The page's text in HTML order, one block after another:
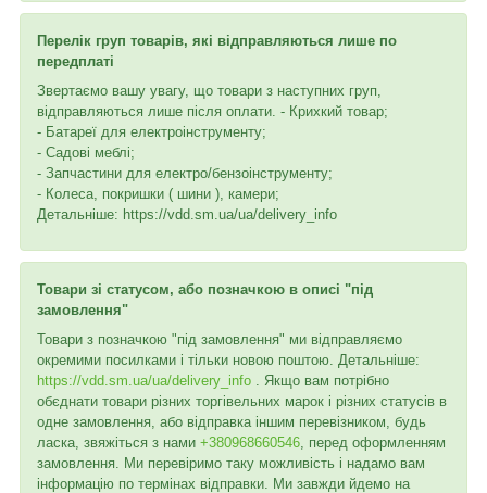
Перелік груп товарів, які відправляються лише по
передплаті
Звертаємо вашу увагу, що товари з наступних груп,
відправляються лише після оплати. - Крихкий товар;
- Батареї для електроінструменту;
- Садові меблі;
- Запчастини для електро/бензоінструменту;
- Колеса, покришки ( шини ), камери;
Детальніше: https://vdd.sm.ua/ua/delivery_info
Товари зі статусом, або позначкою в описі "під
замовлення"
Товари з позначкою "під замовлення" ми відправляємо
окремими посилками і тільки новою поштою. Детальніше:
https://vdd.sm.ua/ua/delivery_info . Якщо вам потрібно
обєднати товари різних торгівельних марок і різних статусів в
одне замовлення, або відправка іншим перевізником, будь
ласка, звяжіться з нами +380968660546 , перед оформленням
замовлення. Ми перевіримо таку можливість і надамо вам
інформацію по термінах відправки. Ми завжди йдемо на